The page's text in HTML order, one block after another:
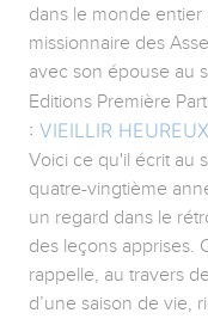
dans le monde entier
missionnaire des
avec son épouse au
Editions Première
: VIEILLIR HEUREUX
Voici ce qu'il écrit au
quatre-vingtième
un regard dans le
des leçons apprises.
rappelle, au travers
d’une saison de vie,